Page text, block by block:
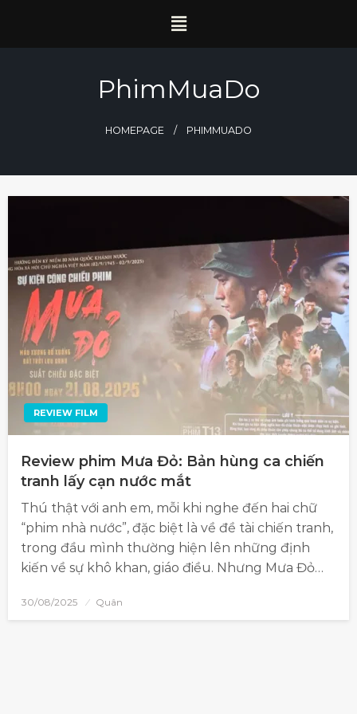
PhimMuaDo
HOMEPAGE PHIMMUADO
REVIEW FILM
Review phim Mưa Đỏ: Bản hùng ca chiến
tranh lấy cạn nước mắt
Thú thật với anh em, mỗi khi nghe đến hai chữ
“phim nhà nước”, đặc biệt là về đề tài chiến tranh,
trong đầu mình thường hiện lên những định
kiến về sự khô khan, giáo điều. Nhưng Mưa Đỏ…
30/08/2025 Quân